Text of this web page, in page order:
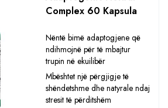
Complex 60 Kapsula
Nëntë bimë adaptogjene që
ndihmojnë për të mbajtur
trupin në ekuilibër
Mbështet një përgjigje të
shëndetshme dhe natyrale ndaj
stresit të përditshëm